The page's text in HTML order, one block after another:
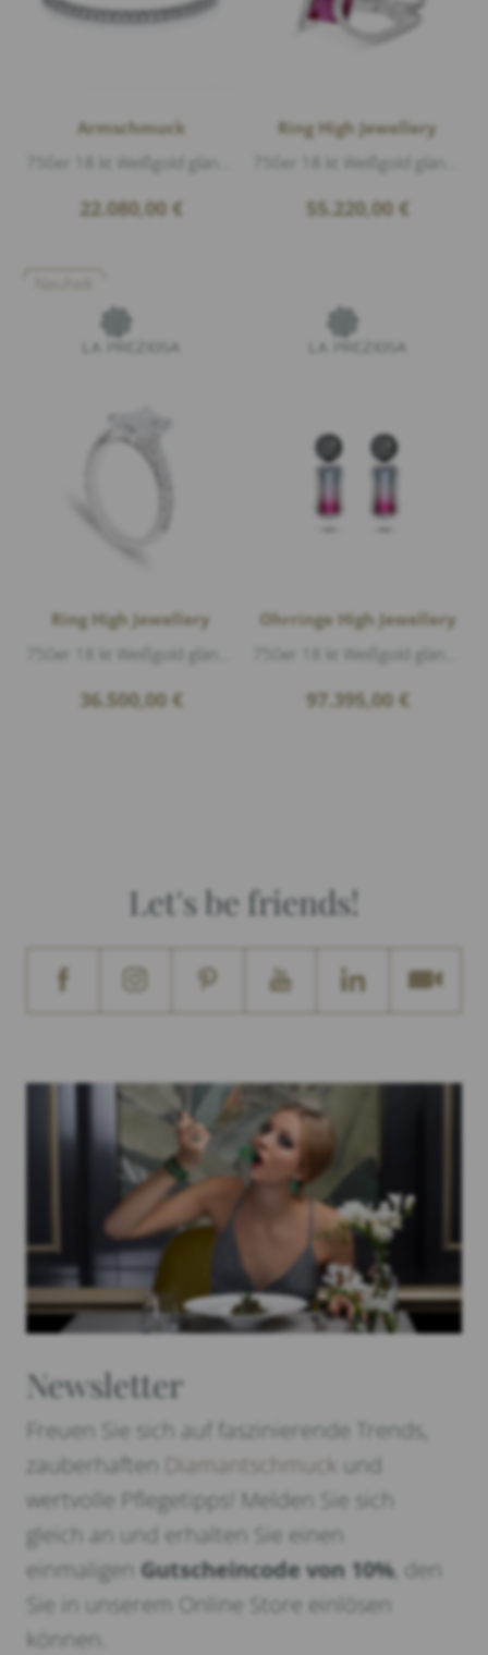
Armschmuck
22.080,00 €
Ring High Jewellery
55.220,00 €
Ring High Jewellery
36.500,00 €
Ohrringe High Jewellery
97.395,00 €
Let's be friends!
Newsletter
Freuen Sie sich auf faszinierende Trends,
zauberhaften
Diamantschmuck
und
wertvolle Pflegetipps! Melden Sie sich
gleich an und erhalten Sie einen
einmaligen Gutscheincode von 10%, den
Sie in unserem Online Store einlösen
können.